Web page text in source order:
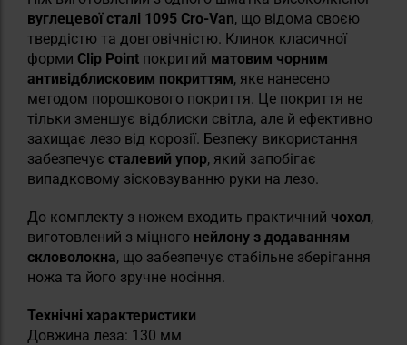
вуглецевої сталі 1095 Cro-Van, що відома своєю
твердістю та довговічністю. Клинок класичної
форми Clip Point покритий матовим чорним
антивідблисковим покриттям, яке нанесено
методом порошкового покриття. Це покриття не
тільки зменшує відблиски світла, але й ефективно
захищає лезо від корозії. Безпеку використання
забезпечує сталевий упор, який запобігає
випадковому зісковзуванню руки на лезо.
До комплекту з ножем входить практичний чохол,
виготовлений з міцного нейлону з додаванням
скловолокна, що забезпечує стабільне зберігання
ножа та його зручне носіння.
Технічні характеристики
Довжина леза: 130 мм